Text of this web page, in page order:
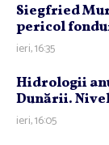
Siegfried
pericol
ieri, 16:35
Hidrologii
Dunării.
ieri, 16:05